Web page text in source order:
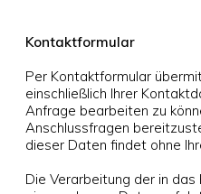
Kontaktformular
Per Kontaktformular
einschließlich Ihrer
Anfrage bearbeiten zu
Anschlussfragen
dieser Daten findet ohne
Die Verarbeitung der in